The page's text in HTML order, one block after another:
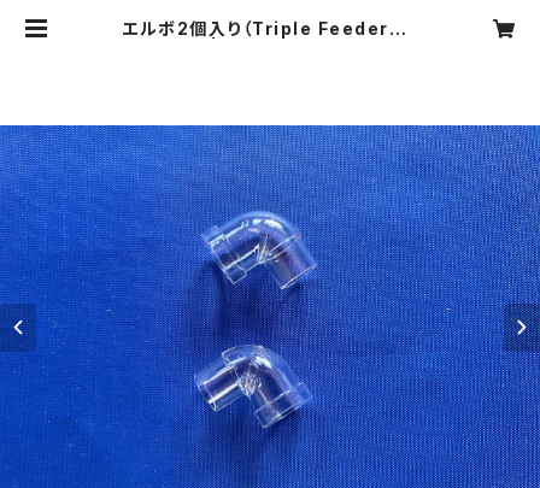
エルボ2個入り（Triple Feeder用）